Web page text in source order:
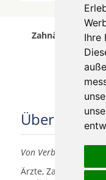
Ihre
Zahnärzte für
09
Über uns
Von Verbrauchern
Ärzte, Zahnärzte,